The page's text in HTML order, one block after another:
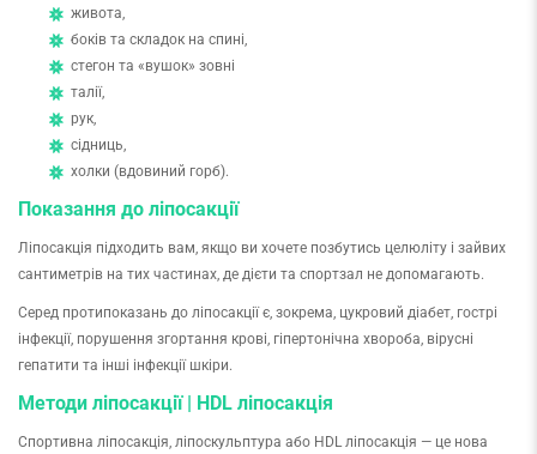
живота,
боків та складок на спині,
стегон та «вушок» зовні
талії,
рук,
сідниць,
холки (вдовиний горб).
Показання до ліпосакції
Ліпосакція підходить вам, якщо ви хочете позбутись целюліту і зайвих
сантиметрів на тих частинах, де дієти та спортзал не допомагають.
Серед протипоказань до ліпосакції є, зокрема, цукровий діабет, гострі
інфекції, порушення згортання крові, гіпертонічна хвороба, вірусні
гепатити та інші інфекції шкіри.
Методи ліпосакції | HDL ліпосакція
Спортивна ліпосакція, ліпоскульптура або HDL ліпосакція — це нова